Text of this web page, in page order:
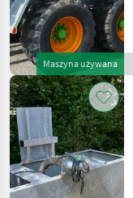
Maszyna używana